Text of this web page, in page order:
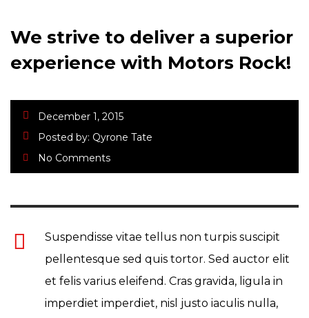
We strive to deliver a superior
experience with Motors Rock!
December 1, 2015
Posted by: Qyrone Tate
No Comments
Suspendisse vitae tellus non turpis suscipit
pellentesque sed quis tortor. Sed auctor elit
et felis varius eleifend. Cras gravida, ligula in
imperdiet imperdiet, nisl justo iaculis nulla,